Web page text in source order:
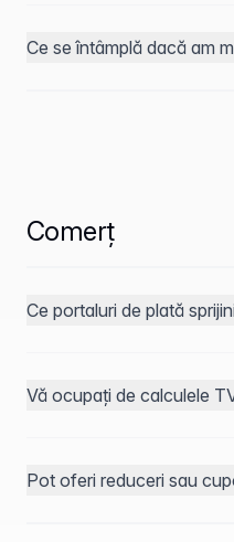
Ce se întâmplă dacă am
Comerț
Ce portaluri de plată
Vă ocupați de calculele
Pot oferi reduceri sau